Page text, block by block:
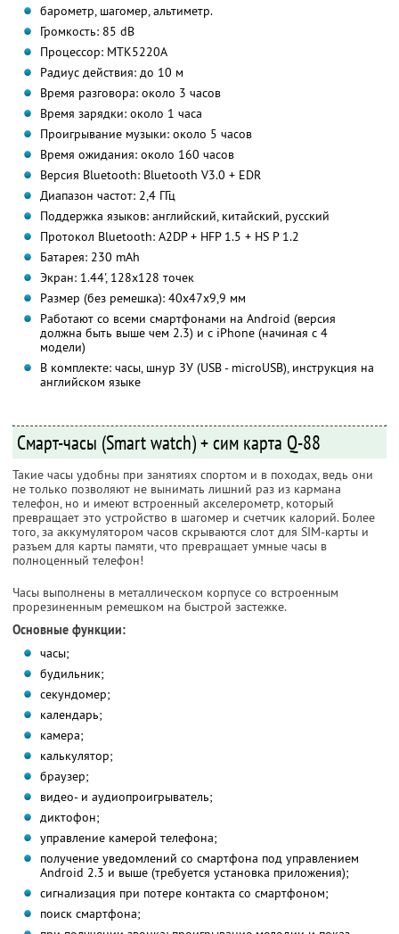
барометр, шагомер, альтиметр.
Громкость: 85 dB
Процессор: MTK5220A
Радиус действия: до 10 м
Время разговора: около 3 часов
Время зарядки: около 1 часа
Проигрывание музыки: около 5 часов
Время ожидания: около 160 часов
Версия Bluetooth: Bluetooth V3.0 + EDR
Диапазон частот: 2,4 ГГц
Поддержка языков: английский, китайский, русский
Протокол Bluetooth: A2DP + HFP 1.5 + HS P 1.2
Батарея: 230 mAh
Экран: 1.44', 128х128 точек
Размер (без ремешка): 40х47х9,9 мм
Работают со всеми смартфонами на Android (версия
должна быть выше чем 2.3) и с iPhone (начиная с 4
модели)
В комплекте: часы, шнур ЗУ (USB - microUSB), инструкция на
английском языке
Смарт-часы (Smart watch) + сим карта Q-88
Такие часы удобны при занятиях спортом и в походах, ведь они
не только позволяют не вынимать лишний раз из кармана
телефон, но и имеют встроенный акселерометр, который
превращает это устройство в шагомер и счетчик калорий. Более
того, за аккумулятором часов скрываются слот для SIM-карты и
разъем для карты памяти, что превращает умные часы в
полноценный телефон!
Часы выполнены в металлическом корпусе со встроенным
прорезиненным ремешком на быстрой застежке.
Основные функции:
часы;
будильник;
секундомер;
календарь;
камера;
калькулятор;
браузер;
видео- и аудиопроигрыватель;
диктофон;
управление камерой телефона;
получение уведомлений со смартфона под управлением
Android 2.3 и выше (требуется установка приложения);
сигнализация при потере контакта со смартфоном;
поиск смартфона;